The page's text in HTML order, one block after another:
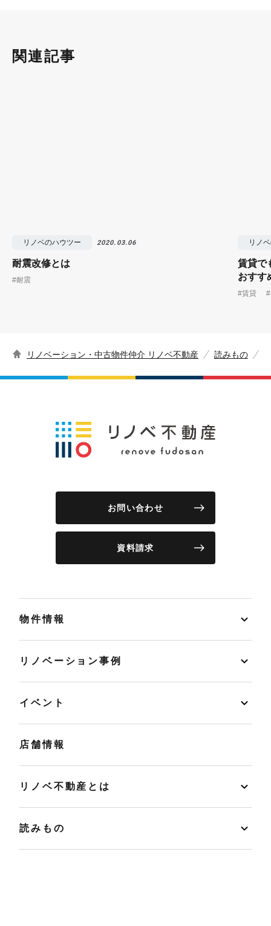
関連記事
リノベのハウツー 2020.03.06
耐震改修とは
#耐震
リノ
賃貸で
おすす
#賃貸
リノベーション・中古物件仲介 リノベ不動産 読みもの
お問い合わせ
資料請求
物件情報
リノベーション事例
イベント
店舗情報
リノベ不動産とは
読みもの